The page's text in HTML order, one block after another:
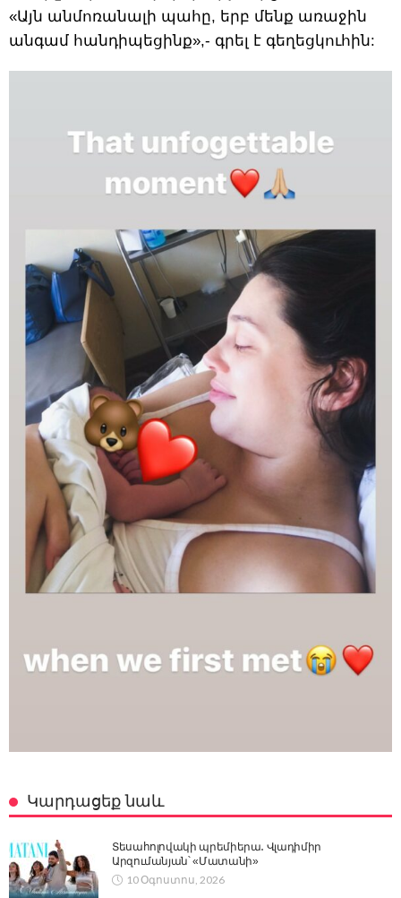
«Այն անմոռանալի պահը, երբ մենք առաջին
անգամ հանդիպեցինք»,- գրել է գեղեցկուհին:
Կարդացեք նաև
Տեսահոլովակի պրեմիերա․ Վլադիմիր
Արզումանյան՝ «Մատանի»
10 Օգոստոս, 2026